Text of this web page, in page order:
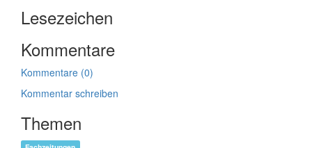
Lesezeichen
Kommentare
Kommentare (0)
Kommentar schreiben
Themen